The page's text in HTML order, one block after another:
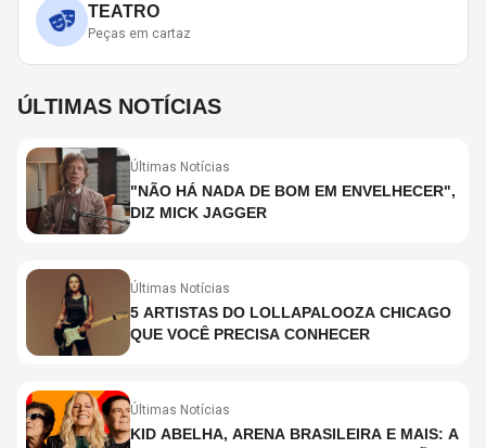
TEATRO
Peças em cartaz
ÚLTIMAS NOTÍCIAS
Últimas Notícias
"NÃO HÁ NADA DE BOM EM ENVELHECER",
DIZ MICK JAGGER
Últimas Notícias
5 ARTISTAS DO LOLLAPALOOZA CHICAGO
QUE VOCÊ PRECISA CONHECER
Últimas Notícias
KID ABELHA, ARENA BRASILEIRA E MAIS: A